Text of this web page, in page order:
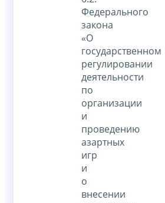
Федерального
закона
«О
государственном
регулировании
деятельности
по
организации
и
проведению
азартных
игр
и
о
внесении